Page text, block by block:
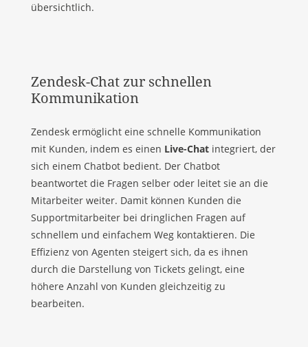
übersichtlich.
Zendesk-Chat zur schnellen
Kommunikation
Zendesk ermöglicht eine schnelle Kommunikation
mit Kunden, indem es einen Live-Chat integriert, der
sich einem Chatbot bedient. Der Chatbot
beantwortet die Fragen selber oder leitet sie an die
Mitarbeiter weiter. Damit können Kunden die
Supportmitarbeiter bei dringlichen Fragen auf
schnellem und einfachem Weg kontaktieren. Die
Effizienz von Agenten steigert sich, da es ihnen
durch die Darstellung von Tickets gelingt, eine
höhere Anzahl von Kunden gleichzeitig zu
bearbeiten.